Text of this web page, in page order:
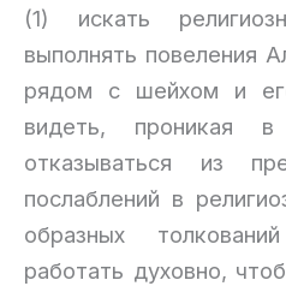
(1) искать
выполнять повеления
рядом с шейхом и
видеть, проникая
отказываться из
послаблений в
образных
работать духовно,